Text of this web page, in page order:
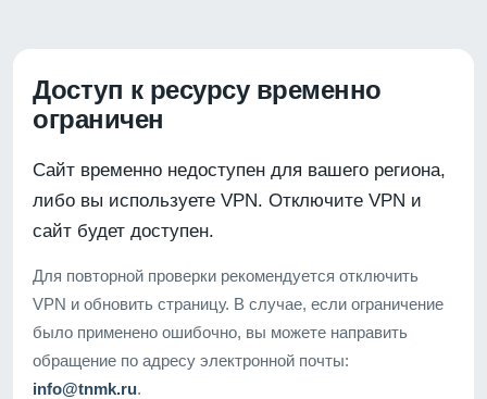
Доступ к ресурсу временно
ограничен
Сайт временно недоступен для вашего региона,
либо вы используете VPN. Отключите VPN и
сайт будет доступен.
Для повторной проверки рекомендуется отключить
VPN и обновить страницу. В случае, если ограничение
было применено ошибочно, вы можете направить
обращение по адресу электронной почты:
info@tnmk.ru.